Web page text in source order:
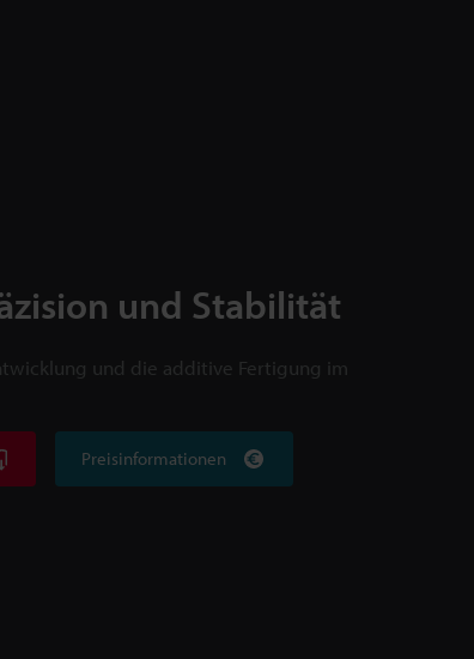
und Stabilität
und die additive Fertigung im
Preisinformationen